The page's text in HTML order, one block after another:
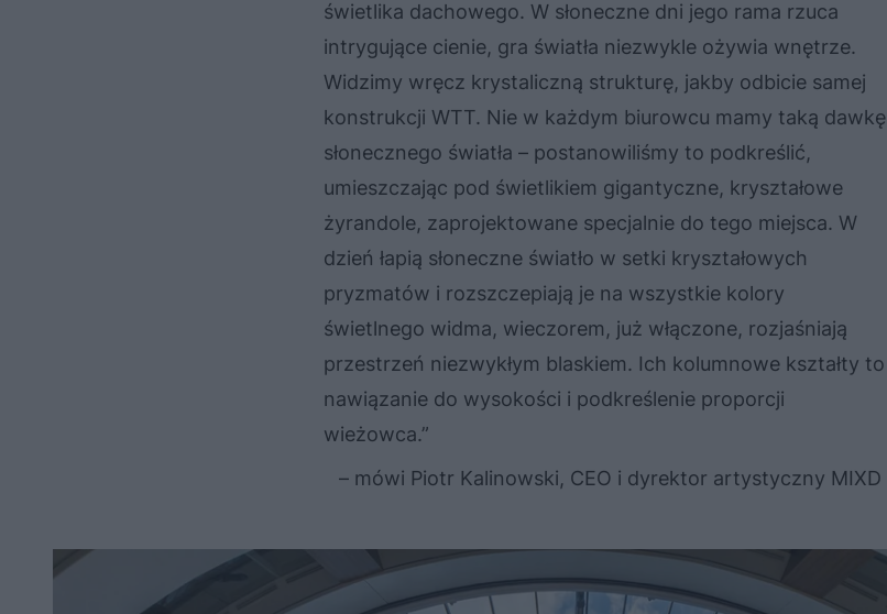
świetlika dachowego. W słoneczne dni jego rama rzuca
intrygujące cienie, gra światła niezwykle ożywia wnętrze.
Widzimy wręcz krystaliczną strukturę, jakby odbicie samej
konstrukcji WTT. Nie w każdym biurowcu mamy taką dawkę
słonecznego światła – postanowiliśmy to podkreślić,
umieszczając pod świetlikiem gigantyczne, kryształowe
żyrandole, zaprojektowane specjalnie do tego miejsca. W
dzień łapią słoneczne światło w setki kryształowych
pryzmatów i rozszczepiają je na wszystkie kolory
świetlnego widma, wieczorem, już włączone, rozjaśniają
przestrzeń niezwykłym blaskiem. Ich kolumnowe kształty to
nawiązanie do wysokości i podkreślenie proporcji
wieżowca.”
– mówi Piotr Kalinowski, CEO i dyrektor artystyczny MIXD